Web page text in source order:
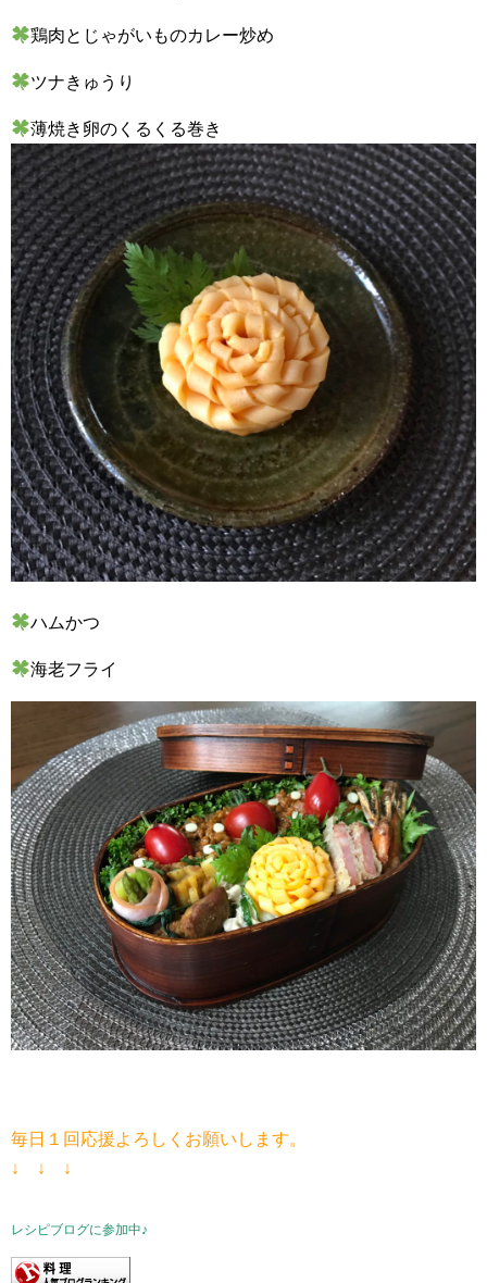
鶏肉とじゃがいものカレー炒め
ツナきゅうり
薄焼き卵のくるくる巻き
ハムかつ
海老フライ
毎日１回応援よろしくお願いします。
↓ ↓ ↓
レシピブログに参加中♪